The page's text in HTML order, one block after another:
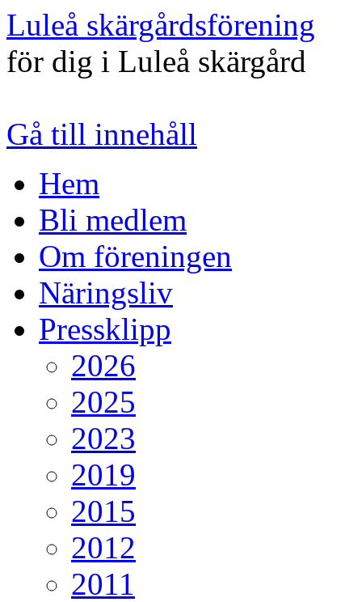
Luleå skärgårdsförening
för dig i Luleå skärgård
Gå till innehåll
Hem
Bli medlem
Om föreningen
Näringsliv
Pressklipp
2026
2025
2023
2019
2015
2012
2011